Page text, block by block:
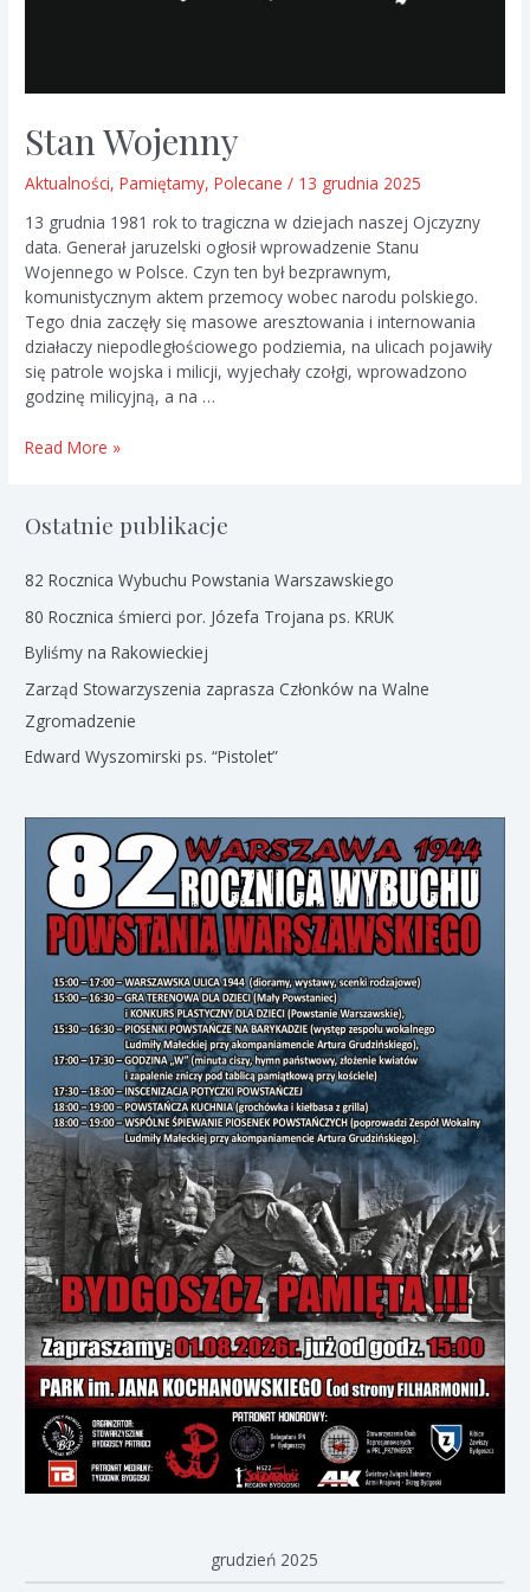
Stan Wojenny
Aktualności,Pamiętamy,Polecane / 13 grudnia 2025
13 grudnia 1981 rok to tragiczna w dziejach naszej Ojczyzny
data. Generał jaruzelski ogłosił wprowadzenie Stanu
Wojennego w Polsce. Czyn ten był bezprawnym,
komunistycznym aktem przemocy wobec narodu polskiego.
Tego dnia zaczęły się masowe aresztowania i internowania
działaczy niepodległościowego podziemia, na ulicach pojawiły
się patrole wojska i milicji, wyjechały czołgi, wprowadzono
godzinę milicyjną, a na …
Stan
Read More »
Ostatnie publikacje
82 Rocznica Wybuchu Powstania Warszawskiego
80 Rocznica śmierci por. Józefa Trojana ps. KRUK
Byliśmy na Rakowieckiej
Zarząd Stowarzyszenia zaprasza Członków na Walne
Zgromadzenie
Edward Wyszomirski ps. “Pistolet”
grudzień 2025